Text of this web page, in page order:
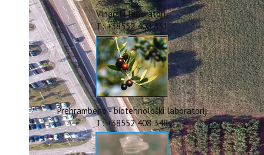
Akti Instituta
Linkovi
Kontakt
webmail
Popularizacija znanosti
ERASMUS+
HyPro4ST
DIGIAGRI
GreenTea
CIRCOLIVE
Vinarski laboratorij
T: +38552 408 331
Prehrambeno - biotehnološki laboratorij
T: +38552 408 348